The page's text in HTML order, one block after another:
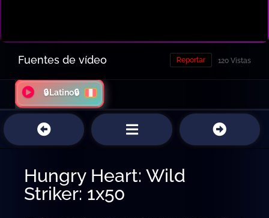
Fuentes de vídeo 120 Vistas
Reportar
🔒Latino🔒
Hungry Heart: Wild
Striker: 1x50